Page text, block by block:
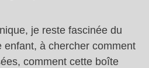
je reste fascinée du
enfant, à chercher comment
comment cette boîte